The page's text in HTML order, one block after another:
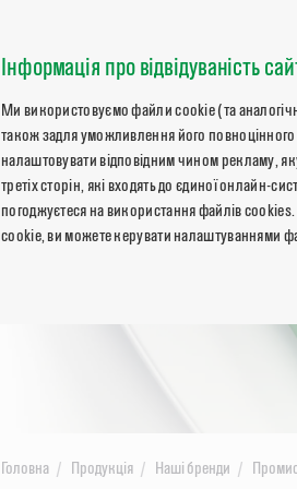
Інформація про відвідуваність
Ми використовуємо файли cookie (та
також задля уможливлення його
налаштовувати відповідним чином рекламу,
третіх сторін, які входять до єдиної
погоджуєтеся на використання файлів
cookie, ви можете керувати налаштуваннями
Головна Продукція Наші бренди